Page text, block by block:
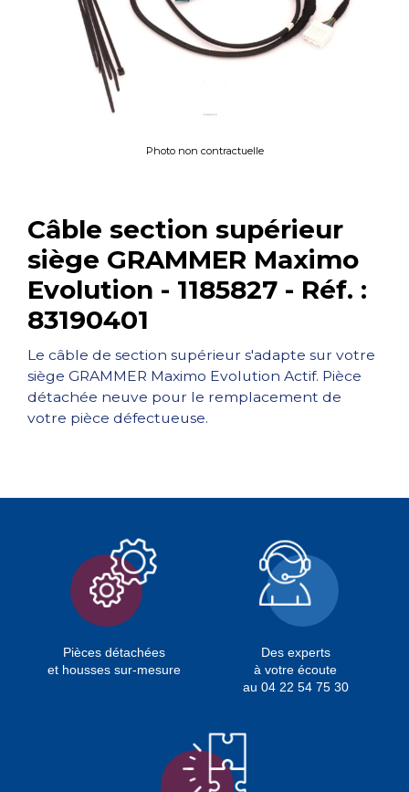
Câble section supérieur
siège GRAMMER Maximo
Evolution - 1185827 - Réf. :
83190401
Le câble de section supérieur s'adapte sur votre
siège GRAMMER Maximo Evolution Actif. Pièce
détachée neuve pour le remplacement de
votre pièce défectueuse.
Photo non contractuelle
Pièces détachées
et housses sur-mesure
Des experts
à votre écoute
au 04 22 54 75 30